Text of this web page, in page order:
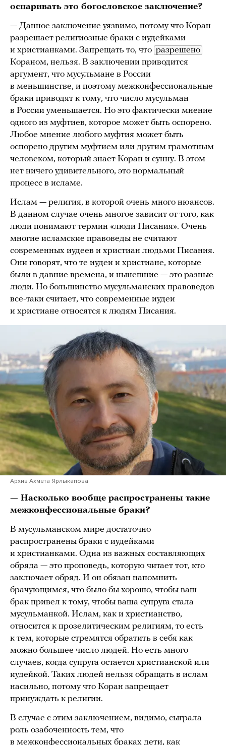
оспаривать это богословское заключение?
— Данное заключение уязвимо, потому что Коран
разрешает религиозные браки с иудейками
и христианками. Запрещать то, что разрешено
Кораном, нельзя. В заключении приводится
аргумент, что мусульмане в России
в меньшинстве, и поэтому межконфессиональные
браки приводят к тому, что число мусульман
в России уменьшается. Но это фактически мнение
одного из муфтиев, которое может быть оспорено.
Любое мнение любого муфтия может быть
оспорено другим муфтием или другим грамотным
человеком, который знает Коран и сунну. В этом
нет ничего удивительного, это нормальный
процесс в исламе.
Ислам — религия, в которой очень много нюансов.
В данном случае очень многое зависит от того, как
люди понимают термин «люди Писания». Очень
многие исламские правоведы не считают
современных иудеев и христиан людьми Писания.
Они говорят, что те иудеи и христиане, которые
были в давние времена, и нынешние — это разные
люди. Но большинство мусульманских правоведов
все-таки считает, что современные иудеи
и христиане относятся к людям Писания.
Архив Ахмета Ярлыкапова
— Насколько вообще распространены такие
межконфессиональные браки?
В мусульманском мире достаточно
распространены браки с иудейками
и христианками. Одна из важных составляющих
обряда — это проповедь, которую читает тот, кто
заключает обряд. И он обязан напомнить
брачующимся, что было бы хорошо, чтобы ваш
брак привел к тому, чтобы ваша супруга стала
мусульманкой. Ислам, как и христианство,
относится к прозелитическим религиям, то есть
к тем, которые стремятся обратить в себя как
можно большее число людей. Но есть много
случаев, когда супруга остается христианской или
иудейкой. Таких людей нельзя обращать в ислам
насильно, потому что Коран запрещает
принуждать к религии.
В случае с этим заключением, видимо, сыграла
роль озабоченность тем, что
в межконфессиональных браках дети, как